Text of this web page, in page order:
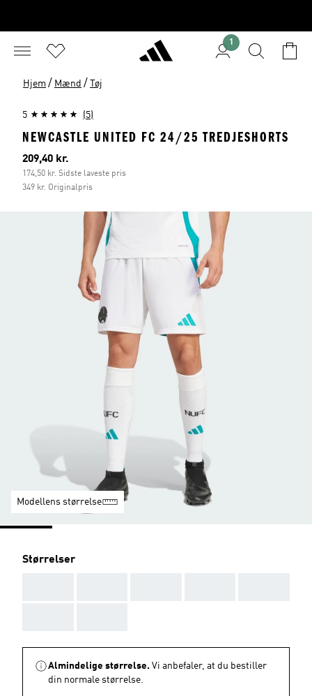
1
Hjem / Mænd / Tøj
5 (5)
NEWCASTLE UNITED FC 24/25 TREDJESHORTS
Nuværende pris
209,40 kr.
174,50 kr. Sidste laveste pris
349 kr. Originalpris
Modellens størrelse
Størrelser
Almindelige størrelse. Vi anbefaler, at du bestiller
din normale størrelse.